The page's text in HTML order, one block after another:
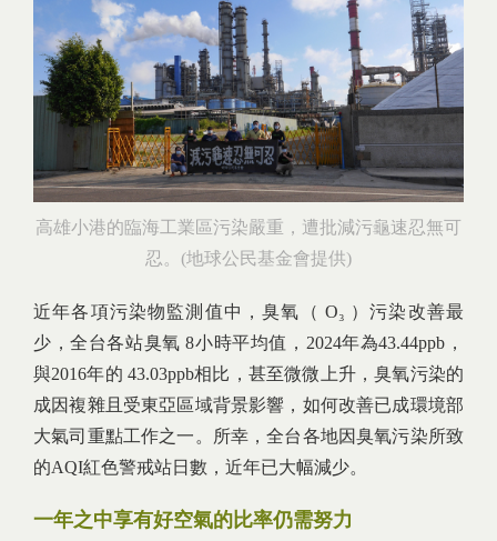
高雄小港的臨海工業區污染嚴重，遭批減污龜速忍無可
忍。(地球公民基金會提供)
近年各項污染物監測值中，臭氧（ O₃ ）污染改善最
少，全台各站臭氧 8小時平均值，2024年為43.44ppb，
與2016年的 43.03ppb相比，甚至微微上升，臭氧污染的
成因複雜且受東亞區域背景影響，如何改善已成環境部
大氣司重點工作之一。所幸，全台各地因臭氧污染所致
的AQI紅色警戒站日數，近年已大幅減少。
一年之中享有好空氣的比率仍需努力